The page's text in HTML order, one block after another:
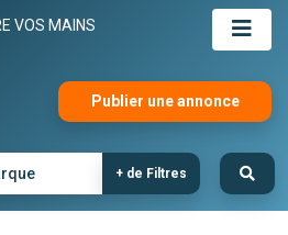
VOS MAINS
Publier une annonce
+ de Filtres